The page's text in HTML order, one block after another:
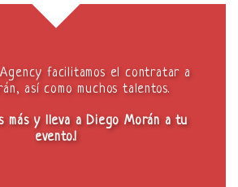
facilitamos el contratar a
así como muchos talentos.
más y lleva a Diego Morán a tu
evento.!